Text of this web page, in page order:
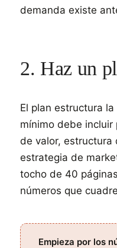
demanda existe
2. Haz un
El plan estructura
mínimo debe
de valor, estructura
estrategia de
tocho de 40
números que
Empieza por los